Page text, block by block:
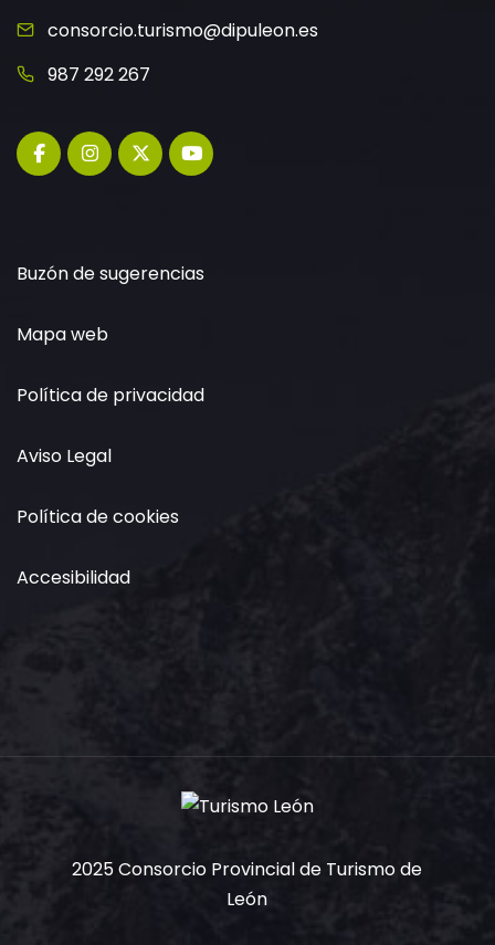
consorcio.turismo@dipuleon.es
987 292 267
Buzón de sugerencias
Mapa web
Política de privacidad
Aviso Legal
Política de cookies
Accesibilidad
2025 Consorcio Provincial de Turismo de
León